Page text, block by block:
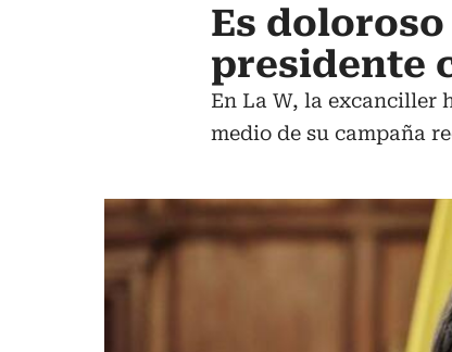
Es
presidente
En La W, la excanciller
medio de su campaña